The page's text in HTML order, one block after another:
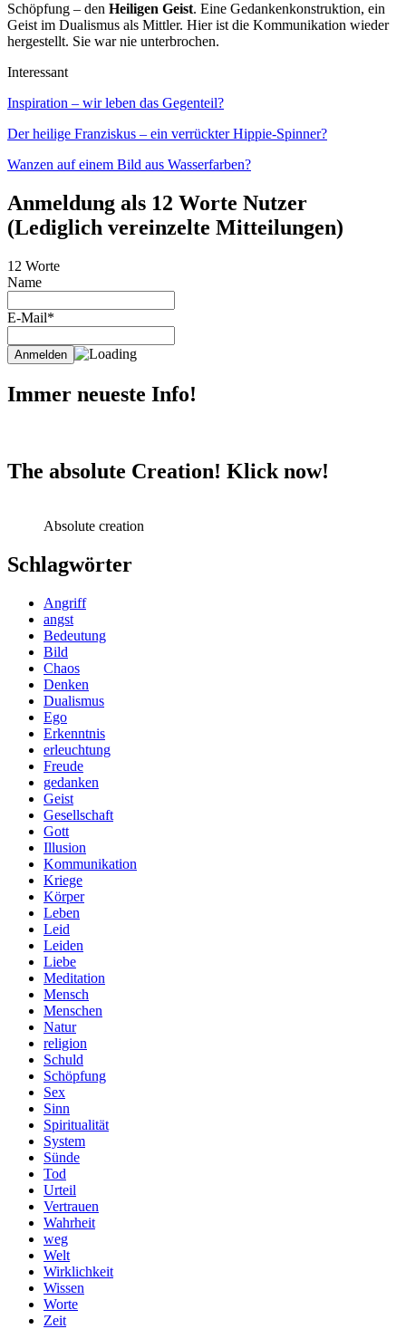
Schöpfung – den Heiligen Geist. Eine Gedankenkonstruktion, ein
Geist im Dualismus als Mittler. Hier ist die Kommunikation wieder
hergestellt. Sie war nie unterbrochen.
Interessant
Inspiration – wir leben das Gegenteil?
Der heilige Franziskus – ein verrückter Hippie-Spinner?
Wanzen auf einem Bild aus Wasserfarben?
Anmeldung als 12 Worte Nutzer
(Lediglich vereinzelte Mitteilungen)
12 Worte
Name
E-Mail*
Immer neueste Info!
The absolute Creation! Klick now!
Absolute creation
Schlagwörter
Angriff
angst
Bedeutung
Bild
Chaos
Denken
Dualismus
Ego
Erkenntnis
erleuchtung
Freude
gedanken
Geist
Gesellschaft
Gott
Illusion
Kommunikation
Kriege
Körper
Leben
Leid
Leiden
Liebe
Meditation
Mensch
Menschen
Natur
religion
Schuld
Schöpfung
Sex
Sinn
Spiritualität
System
Sünde
Tod
Urteil
Vertrauen
Wahrheit
weg
Welt
Wirklichkeit
Wissen
Worte
Zeit